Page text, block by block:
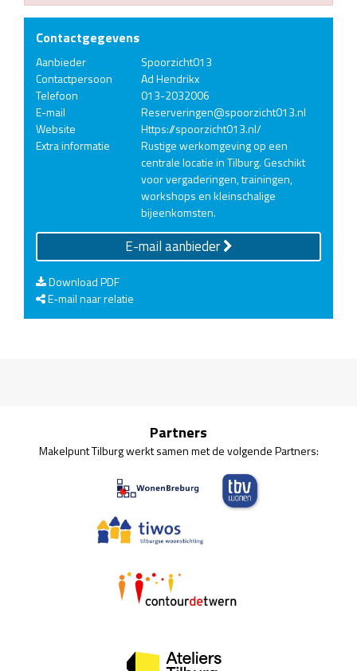
Contactgegevens
Aanbieder
Spoorzicht013
Contactpersoon
Ad Hendrikx
Telefoon
013-2032006
E-mail
Reserveringen@spoorzicht013.nl
Website
Https://spoorzicht013.nl/
Extra informatie
Rustige werkomgeving op een
centrale locatie in Tilburg. Geschikt
voor vergaderingen, trainingen,
workshops en kleinschalige
bijeenkomsten.
E-mail aanbieder
Download PDF
E-mail naar relatie
Partners
Makelpunt Tilburg werkt samen met de volgende Partners: